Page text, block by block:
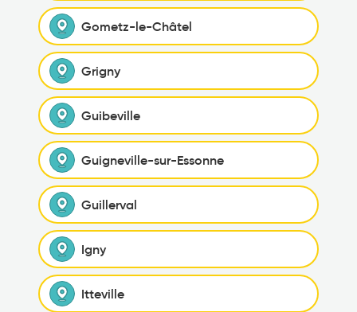
Gometz-le-Châtel
Grigny
Guibeville
Guigneville-sur-Essonne
Guillerval
Igny
Itteville